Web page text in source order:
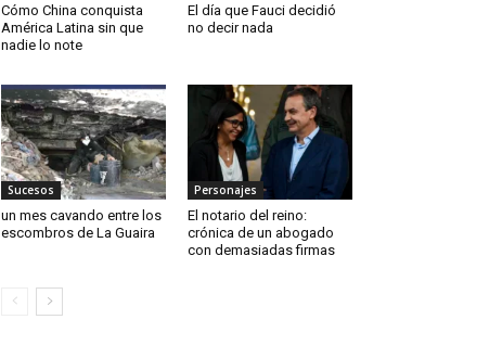
Cómo China conquista
América Latina sin que
nadie lo note
El día que Fauci decidió
no decir nada
Sucesos
un mes cavando entre los
escombros de La Guaira
Personajes
El notario del reino:
crónica de un abogado
con demasiadas firmas